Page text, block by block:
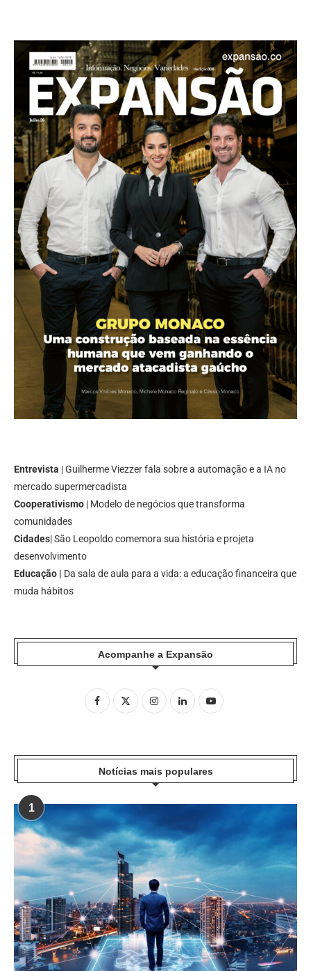
Entrevista | Guilherme Viezzer fala sobre a automação e a IA no
mercado supermercadista
Cooperativismo | Modelo de negócios que transforma
comunidades
Cidades| São Leopoldo comemora sua história e projeta
desenvolvimento
Educação | Da sala de aula para a vida: a educação financeira que
muda hábitos
Acompanhe a Expansão
Notícias mais populares
1